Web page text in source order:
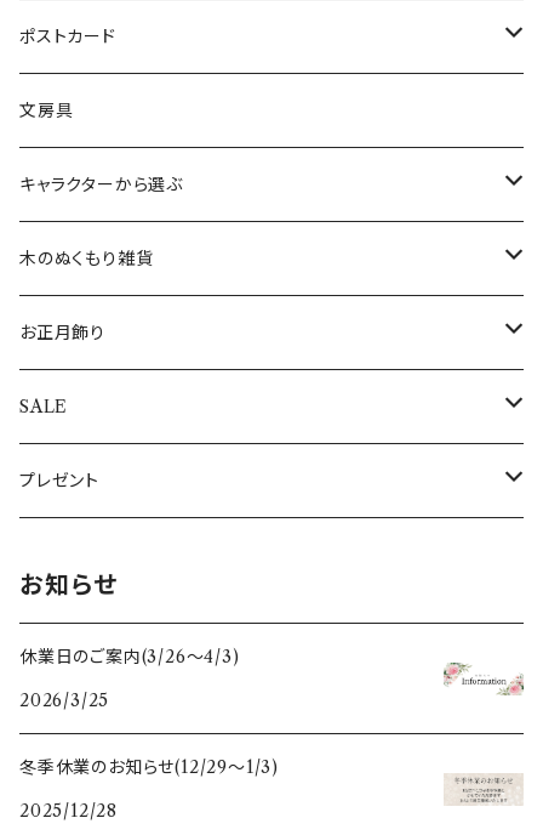
すべてのオーナメント
ミュージックタイプ
オーナメントスタンド
くま雑貨
ウォールアート(壁飾り)
敷き物
キャンドル・キャンドルスタンド
キャンドル
キャンドルスタンド
ぬいぐるみ
トントゥドール
クリスマスカード
カードスタンド
LEDキャンドルライト
ワインホルダー
コースター
トレイ（トレー）
オーナメントスタンド
イルミネーションライト
フォトフレーム・写真立て
鏡
ガラスベース(花瓶、燭台)
インドネシア
バリ
エジプト
フランス
インド
ギリシャ
日本
ドイツ
スペイン
ポーランド
スウェーデン
すべてのファッション雑貨
イヤリング
マグカップ
テーブルクロス
ランチョンマット
敷き物
すべての食器・テーブルクロス・敷き物
エッグホルダー
ミニカップ
イヤリング
腕時計
ブレスレット
ネックレス
指輪
全てのアクセサリー
ポストカード
バースデーカード
クリスマスカード
その他のポストカード
すべてのポストカード
文房具
キャラクターから選ぶ
ALOHAマプア
木のぬくもり雑貨
ぽれぽれ動物
ぽれぽれコモノ
クリスマスぽれぽれ動物
シロクマ親子
おとぎの森のくま
干支セット
すべての木のぬくもり雑貨
お正月飾り
置物・オブジェ
すべてのお正月飾り
SALE
アウトレット
プレゼント
お知らせ
休業日のご案内(3/26〜4/3)
2026/3/25
冬季休業のお知らせ(12/29〜1/3)
2025/12/28